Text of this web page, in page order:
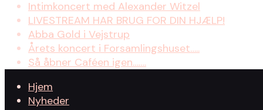
Intimkoncert med Alexander Witzel
LIVESTREAM HAR BRUG FOR DIN HJÆLP!
Abba Gold i Vejstrup
Årets koncert i Forsamlingshuset…..
Så åbner Caféen igen…….
Hjem
Nyheder